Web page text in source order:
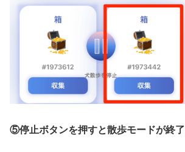
⑤停止ボタンを押すと散歩モードが終了